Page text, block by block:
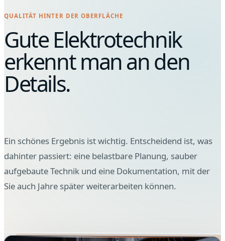
QUALITÄT HINTER DER OBERFLÄCHE
Gute Elektrotechnik
erkennt man an den
Details.
Ein schönes Ergebnis ist wichtig. Entscheidend ist, was
dahinter passiert: eine belastbare Planung, sauber
aufgebaute Technik und eine Dokumentation, mit der
Sie auch Jahre später weiterarbeiten können.